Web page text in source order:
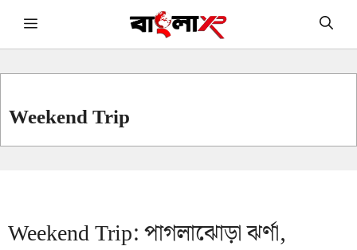
Skip Menu
Weekend Trip
Weekend Trip: পাগলাঝোড়া ঝর্ণা,